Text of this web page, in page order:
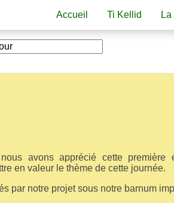
Ti Kellid
Accueil
avons apprécié cette
en valeur le thème de cette journée.
par notre projet sous notre barnum